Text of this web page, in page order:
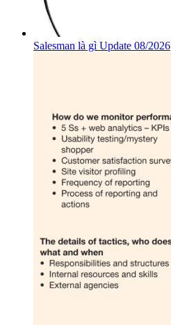
Salesman là gì Update 08/2026